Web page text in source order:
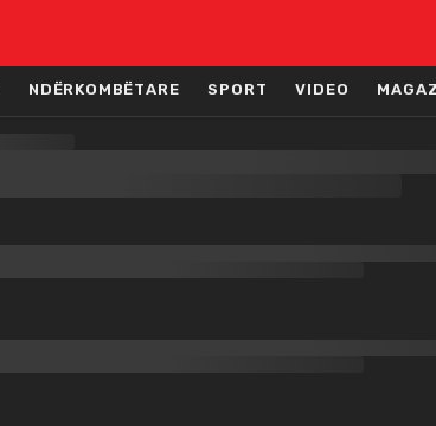
NDËRKOMBËTARE SPORT VIDEO